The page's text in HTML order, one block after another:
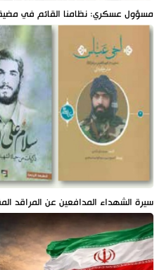
مسؤول عسكري: نظامنا القائم في
سيرة الشهداء المدافعين عن المراقد